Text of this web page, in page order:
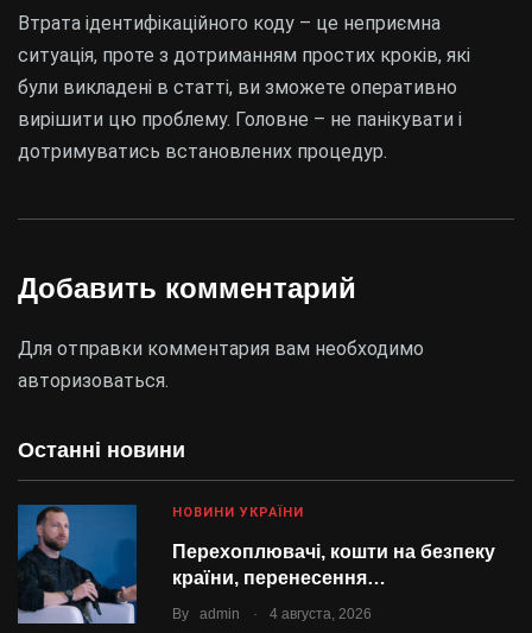
Останні новини
НОВИНИ УКРАЇНИ
Перехоплювачі, кошти на безпеку
країни, перенесення…
By admin . 4 августа, 2026
Втрата ідентифікаційного коду – це неприємна
ситуація, проте з дотриманням простих кроків, які
були викладені в статті, ви зможете оперативно
вирішити цю проблему. Головне – не панікувати і
дотримуватись встановлених процедур.
Добавить комментарий
Для отправки комментария вам необходимо
авторизоваться.